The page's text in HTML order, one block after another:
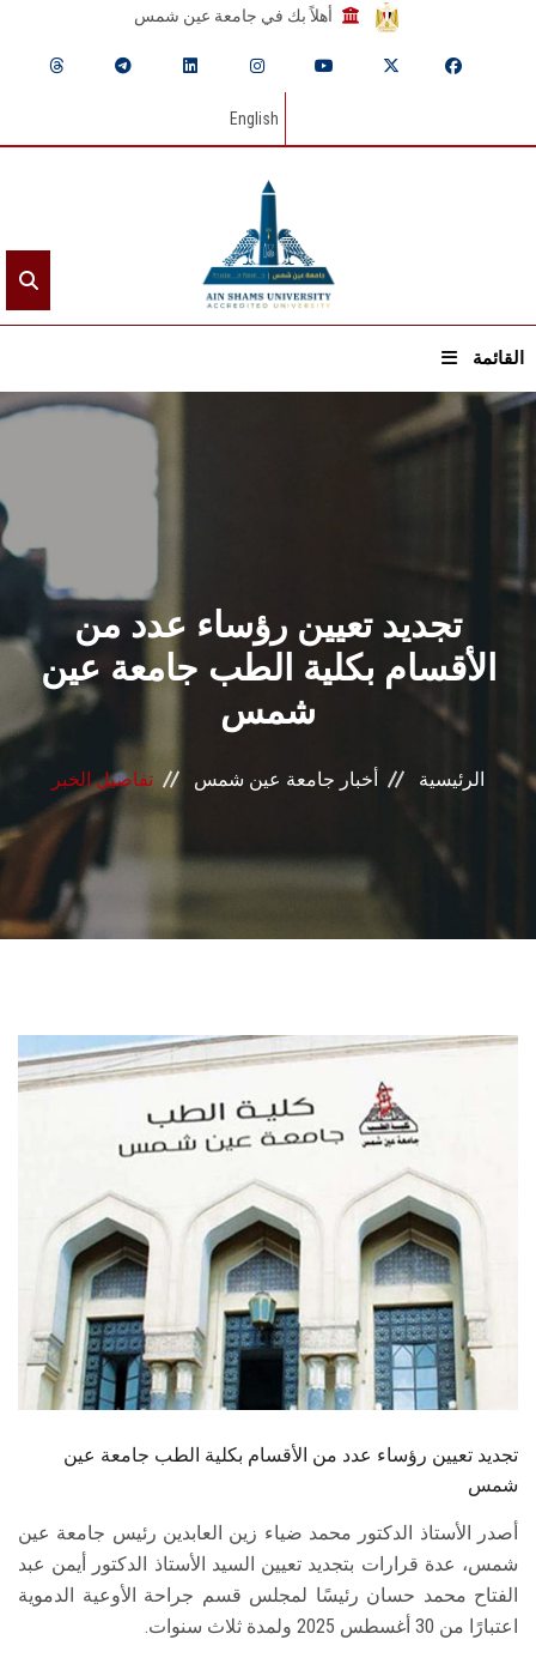
أهلاً بك في جامعة عين شمس
English
القائمة
الرئيسيـة
القطاعـات
الشئون الأكاديمية
البحث العلمي
المراكز والوحدات
الأنظمة الذكية
الطلاب
الدراسات العليا
الخريجين
الموظفون
الزائـرون
تجديد تعيين رؤساء عدد من
الأقسام بكلية الطب جامعة عين
شمس
الرئيسية أخبار جامعة عين شمس تفاصيل الخبر
تجديد تعيين رؤساء عدد من الأقسام بكلية الطب جامعة عين
شمس
أصدر الأستاذ الدكتور محمد ضياء زين العابدين رئيس جامعة عين
شمس، عدة قرارات بتجديد تعيين السيد الأستاذ الدكتور أيمن عبد
الفتاح محمد حسان رئيسًا لمجلس قسم جراحة الأوعية الدموية
اعتبارًا من 30 أغسطس 2025 ولمدة ثلاث سنوات.